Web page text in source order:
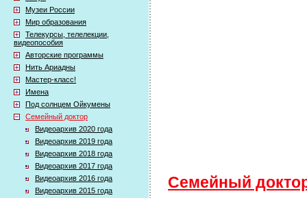
Музеи России
Мир образования
Телекурсы, телелекции,
видеопособия
Авторские программы
Нить Ариадны
Мастер-класс!
Имена
Под солнцем Ойкумены
Семейный доктор
Видеоархив 2020 года
Видеоархив 2019 года
Видеоархив 2018 года
Видеоархив 2017 года
Видеоархив 2016 года
Видеоархив 2015 года
Семейный